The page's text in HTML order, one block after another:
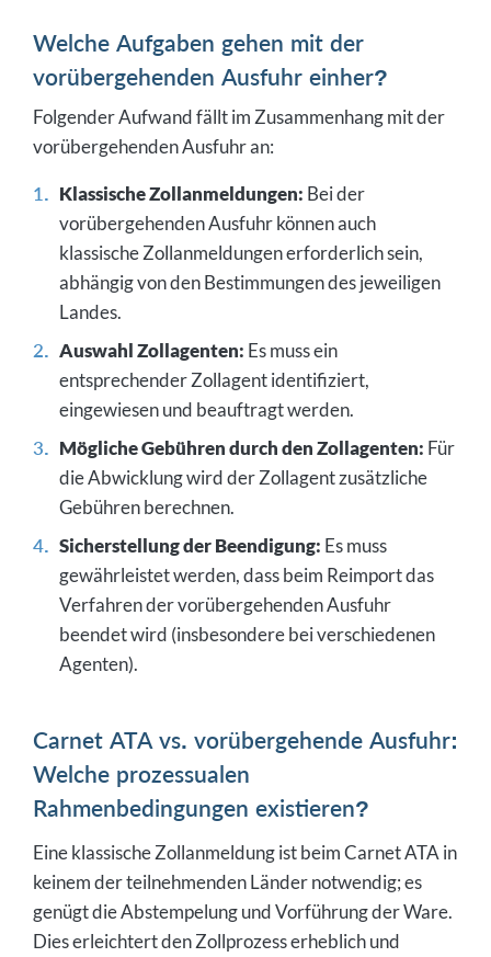
Welche Aufgaben gehen mit der
vorübergehenden Ausfuhr einher?
Folgender Aufwand fällt im Zusammenhang mit der
vorübergehenden Ausfuhr an:
Klassische Zollanmeldungen: Bei der
vorübergehenden Ausfuhr können auch
klassische Zollanmeldungen erforderlich sein,
abhängig von den Bestimmungen des jeweiligen
Landes.
Auswahl Zollagenten: Es muss ein
entsprechender Zollagent identifiziert,
eingewiesen und beauftragt werden.
Mögliche Gebühren durch den Zollagenten: Für
die Abwicklung wird der Zollagent zusätzliche
Gebühren berechnen.
Sicherstellung der Beendigung: Es muss
gewährleistet werden, dass beim Reimport das
Verfahren der vorübergehenden Ausfuhr
beendet wird (insbesondere bei verschiedenen
Agenten).
Carnet ATA vs. vorübergehende Ausfuhr:
Welche prozessualen
Rahmenbedingungen existieren?
Eine klassische Zollanmeldung ist beim Carnet ATA in
keinem der teilnehmenden Länder notwendig; es
genügt die Abstempelung und Vorführung der Ware.
Dies erleichtert den Zollprozess erheblich und